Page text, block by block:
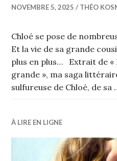
NOVEMBRE 5, 2025 THÉO
Chloé se pose de
Et la vie de sa grande
plus en plus… Extrait de «
grande », ma saga
sulfureuse de Chloé, de sa
À LIRE EN LIGNE